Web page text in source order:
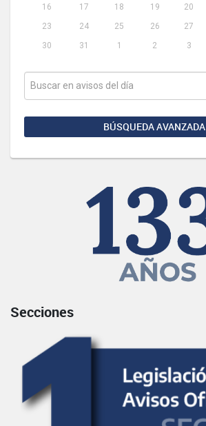
16
17 18 19 20
23
24 25 26 27
30
31 1 2 3
BÚSQUEDA AVANZADA
Secciones